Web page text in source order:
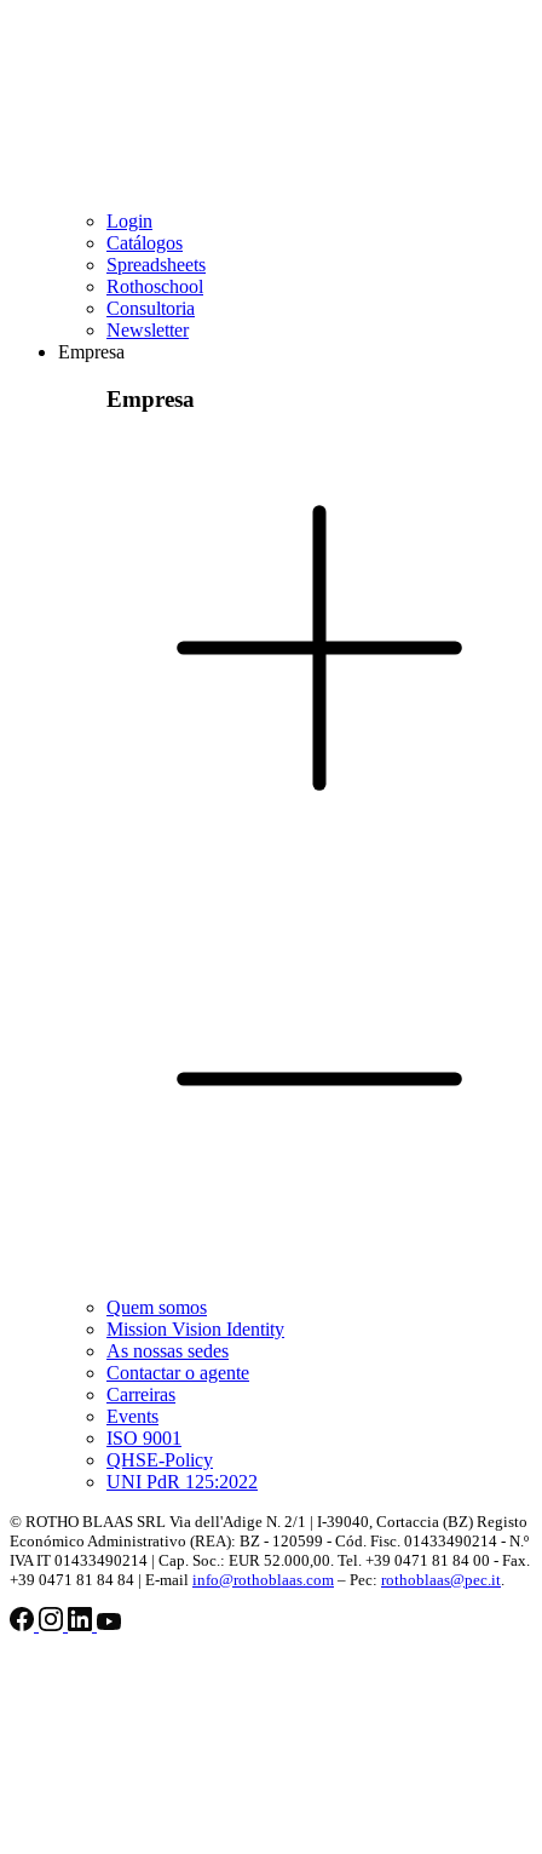
Login
Catálogos
Spreadsheets
Rothoschool
Consultoria
Newsletter
Empresa
Empresa
Quem somos
Mission Vision Identity
As nossas sedes
Contactar o agente
Carreiras
Events
ISO 9001
QHSE-Policy
UNI PdR 125:2022
© ROTHO BLAAS SRL Via dell'Adige N. 2/1 | I-39040, Cortaccia (BZ) Registo
Económico Administrativo (REA): BZ - 120599 - Cód. Fisc. 01433490214 - N.º
IVA IT 01433490214 | Cap. Soc.: EUR 52.000,00. Tel. +39 0471 81 84 00 - Fax.
+39 0471 81 84 84 | E-mail info@rothoblaas.com – Pec: rothoblaas@pec.it.